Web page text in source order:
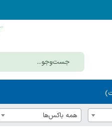
همه باکس‌ها